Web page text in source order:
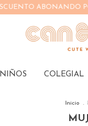
NIÑOS COLEGIAL
Inicio .